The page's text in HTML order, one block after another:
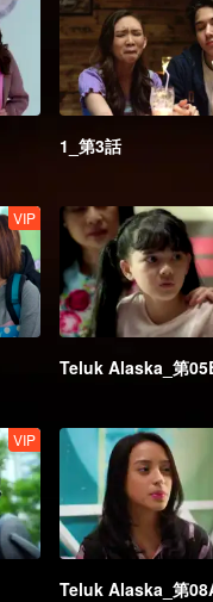
1_第3話
VIP
Teluk Alaska_第
VIP
Teluk Alaska_第